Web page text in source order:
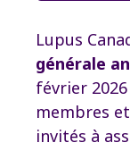
Lupus
générale
février 2026
membres
invités à